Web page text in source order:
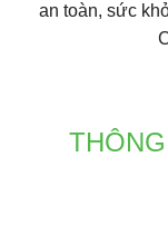
an toàn, sức